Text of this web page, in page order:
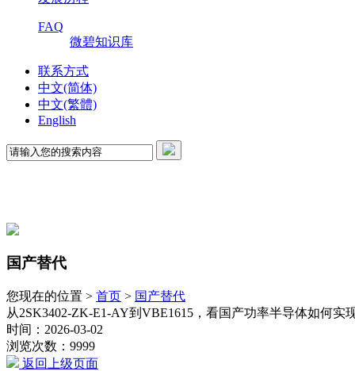
FAQ
微碧知识库
联系方式
中文(简体)
中文(繁體)
English
国产替代
您现在的位置 > 首页 > 国产替代
从2SK3402-ZK-E1-AY到VBE1615，看国产功率半导体如何实
时间：2026-03-02
浏览次数：9999
返回上级页面